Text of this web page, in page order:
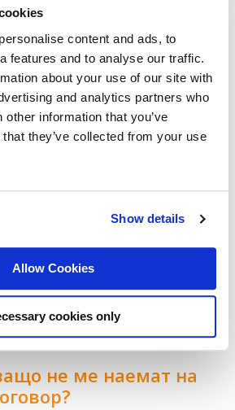
content and ads, to
features and to analyse our traffic.
about your use of our site with
and analytics partners who
information that you’ve
they’ve collected from your use
Show details
Allow Cookies
cookies only
договор.
HR подкрепа
на персонал не отговарят само за
на контракторите. Освен
съществена HR подкрепа по
Често малките до средни
HR отдел. Програмата за
на кандидатите достъп до
и персонална грижа от страна на
и сигурни компании, които са се
и имат съществен опит в наемането
с лекота, бързина и
контракторите могат да
месечното си възнаграждение
бавене.
не ме наемат на